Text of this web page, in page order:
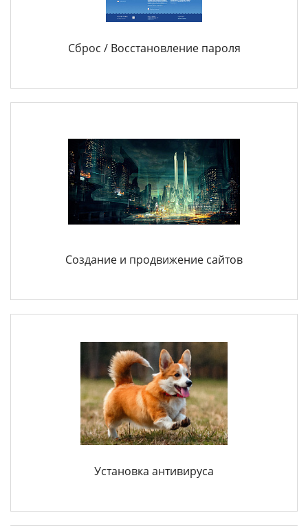
Сброс / Восстановление пароля
Создание и продвижение сайтов
Установка антивируса